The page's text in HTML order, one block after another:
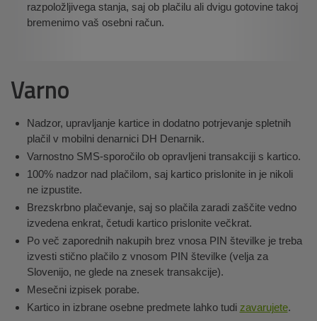
razpoložljivega stanja, saj ob plačilu ali dvigu gotovine takoj
bremenimo vaš osebni račun.
Varno
Nadzor, upravljanje kartice in dodatno potrjevanje spletnih
plačil v mobilni denarnici DH Denarnik.
Varnostno SMS-sporočilo ob opravljeni transakciji s kartico.
100% nadzor nad plačilom, saj kartico prislonite in je nikoli
ne izpustite.
Brezskrbno plačevanje, saj so plačila zaradi zaščite vedno
izvedena enkrat, četudi kartico prislonite večkrat.
Po več zaporednih nakupih brez vnosa PIN številke je treba
izvesti stično plačilo z vnosom PIN številke (velja za
Slovenijo, ne glede na znesek transakcije).
Mesečni izpisek porabe.
Kartico in izbrane osebne predmete lahko tudi zavarujete.